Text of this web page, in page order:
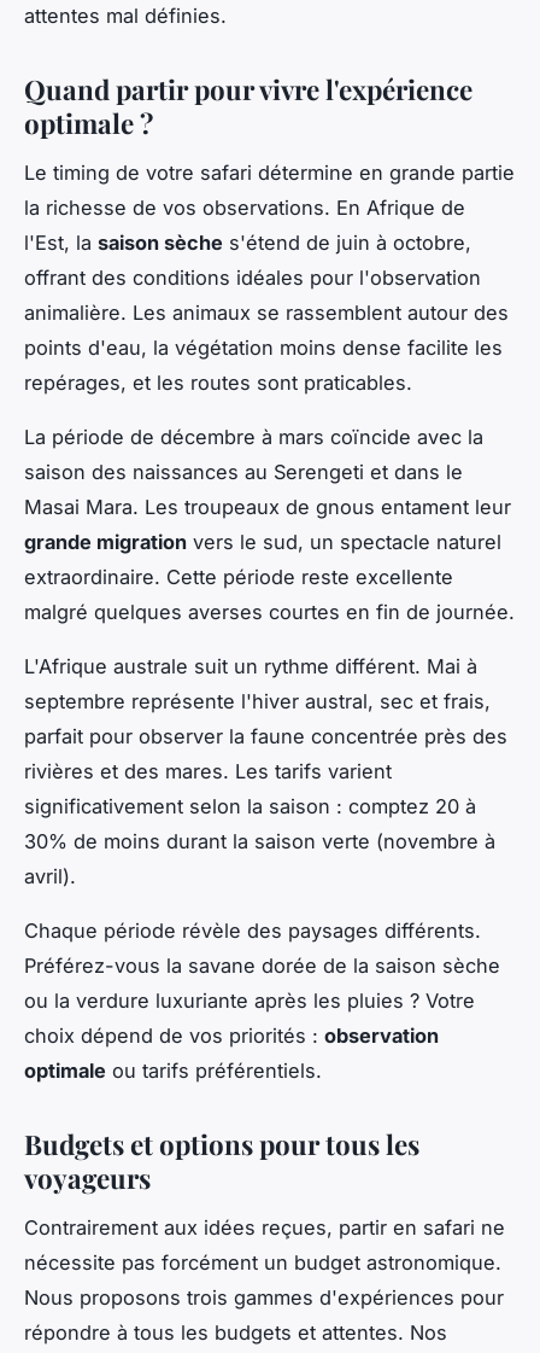
attentes mal définies.
Quand partir pour vivre l'expérience
optimale ?
Le timing de votre safari détermine en grande partie
la richesse de vos observations. En Afrique de
l'Est, la saison sèche s'étend de juin à octobre,
offrant des conditions idéales pour l'observation
animalière. Les animaux se rassemblent autour des
points d'eau, la végétation moins dense facilite les
repérages, et les routes sont praticables.
La période de décembre à mars coïncide avec la
saison des naissances au Serengeti et dans le
Masai Mara. Les troupeaux de gnous entament leur
grande migration vers le sud, un spectacle naturel
extraordinaire. Cette période reste excellente
malgré quelques averses courtes en fin de journée.
L'Afrique australe suit un rythme différent. Mai à
septembre représente l'hiver austral, sec et frais,
parfait pour observer la faune concentrée près des
rivières et des mares. Les tarifs varient
significativement selon la saison : comptez 20 à
30% de moins durant la saison verte (novembre à
avril).
Chaque période révèle des paysages différents.
Préférez-vous la savane dorée de la saison sèche
ou la verdure luxuriante après les pluies ? Votre
choix dépend de vos priorités : observation
optimale ou tarifs préférentiels.
Budgets et options pour tous les
voyageurs
Contrairement aux idées reçues, partir en safari ne
nécessite pas forcément un budget astronomique.
Nous proposons trois gammes d'expériences pour
répondre à tous les budgets et attentes. Nos